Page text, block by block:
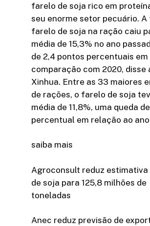
farelo de soja rico em
seu enorme setor pecuário. A
farelo de soja na ração caiu
média de 15,3% no ano
de 2,4 pontos percentuais em
comparação com 2020, disse
Xinhua. Entre as 33 maiores
de rações, o farelo de soja
média de 11,8%, uma queda
percentual em relação ao
saiba mais
Agroconsult reduz estimativa
de soja para 125,8 milhões de
toneladas
Anec reduz previsão de